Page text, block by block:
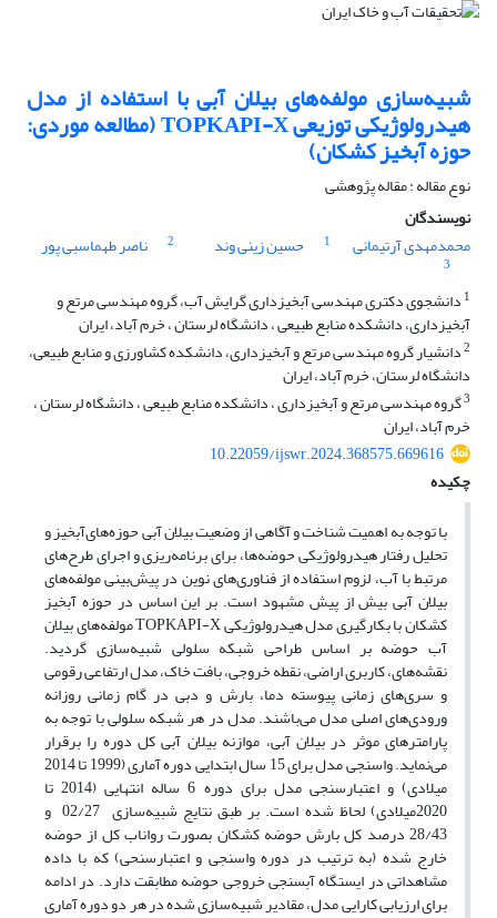
شبیه‌سازی مولفه‌های بیلان آبی با استفاده از مدل
هیدرولوژیکی توزیعی TOPKAPI-X (مطالعه موردی:
حوزه‌ آبخیز کشکان)
نوع مقاله : مقاله پژوهشی
نویسندگان
محمدمهدی آرتیمانی
1 حسین زینی وند 2 ناصر طهماسبی پور
3
1 دانشجوی دکتری مهندسی آبخیزداری گرایش آب، گروه مهندسی مرتع و
آبخیزداری، دانشکده منابع طبیعی ، دانشگاه لرستان ، خرم آباد، ایران
2دانشیار گروه مهندسی مرتع و آبخیزداری، دانشکده کشاورزی و منابع طبیعی،
دانشگاه لرستان، خرم آباد، ایران
3گروه مهندسی مرتع و آبخیزداری ، دانشکده منابع طبیعی ، دانشگاه لرستان ،
خرم آباد، ایران
10.22059/ijswr.2024.368575.669616
چکیده
با توجه به اهمیت شناخت و آگاهی از وضعیت بیلان آبی حوزه‌های‌آبخیز و
تحلیل رفتار هیدرولوژیکی حوضه‌ها، برای برنامه‌ریزی و اجرای طرح‌های
مرتبط با آب، لزوم استفاده از فناوری‌های نوین در پیش‌بینی مولفه‌های
بیلان آبی بیش از پیش مشهود است. بر این اساس در حوزه ‌آبخیز
کشکان با بکارگیری مدل‌ هیدرولوژیکی TOPKAPI-X مولفه‌های بیلان
آب حوضه بر اساس طراحی شبکه سلولی شبیه‌سازی گردید.
نقشه‌های، کاربری اراضی، نقطه خروجی، بافت خاک، مدل ارتفاعی رقومی
و سری‌های زمانی پیوسته دما، بارش و دبی در گام زمانی روزانه
ورودی‌های اصلی مدل می‌باشند. مدل در هر شبکه سلولی با توجه به
پارامترهای موثر در بیلان آبی، موازنه بیلان آبی کل دوره را برقرار
می‌نماید. واسنجی مدل برای 15 سال ابتدایی دوره آماری (1999 تا 2014
میلادی) و اعتبارسنجی مدل برای دوره 6 ساله انتهایی (2014 تا
2020میلادی) لحاظ شده است. بر طبق نتایج شبیه‌سازی 02/27 و
28/43 درصد کل بارش حوضه کشکان بصورت رواناب کل از حوضه‌
خارج شده (به ترتیب در دوره واسنجی و اعتبارسنحی) که با داده
مشاهداتی در ایستگاه آبسنجی خروجی حوضه‌ مطابقت دارد. در ادامه
برای ارزیابی کارایی مدل، مقادیر شبیه‌سازی شده در هر دو دوره آماری